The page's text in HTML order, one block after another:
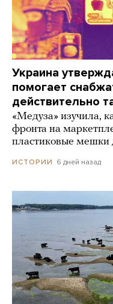
Украина
помогает
действительно
«Медуза» изучила,
фронта на
пластиковые мешки
ИСТОРИИ 6 дней назад